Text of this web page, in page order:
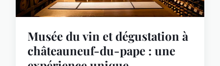
Musée du vin et dégustation à
châteauneuf-du-pape : une